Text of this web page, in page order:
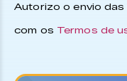
Autorizo o envio
com os Termos de